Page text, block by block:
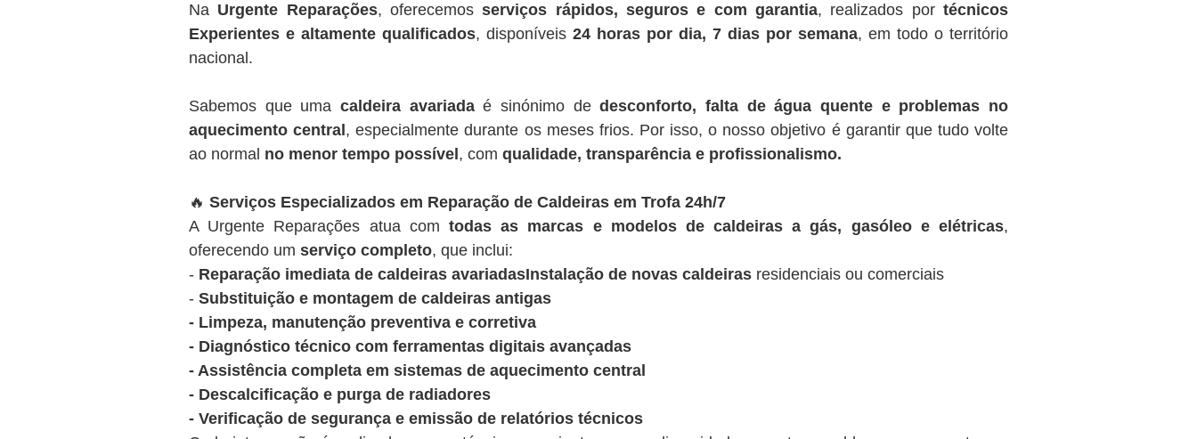
Na Urgente Reparações, oferecemosserviços rápidos, seguros e com garantia, realizados portécnicos
Experientes e altamente qualificados, disponíveis 24 horas por dia, 7 dias por semana, em todo o território
nacional.
Sabemos que uma caldeira avariadaé sinónimo dedesconforto, falta de água quente e problemas no
aquecimento central , especialmente durante os meses frios. Por isso, o nosso objetivo é garantir que tudo volte
ao normal no menor tempo possível , com qualidade, transparência e profissionalismo.
🔥 Serviços Especializados em Reparação de Caldeiras em Trofa 24h/7
A Urgente Reparações atua com todas as marcas e modelos de caldeiras a gás, gasóleo e elétricas,
oferecendo um serviço completo, que inclui:
- Reparação imediata de caldeiras avariadasInstalação de novas caldeiras residenciais ou comerciais
- Substituição e montagem de caldeiras antigas
- Limpeza, manutenção preventiva e corretiva
- Diagnóstico técnico com ferramentas digitais avançadas
- Assistência completa em sistemas de aquecimento central
- Descalcificação e purga de radiadores
- Verificação de segurança e emissão de relatórios técnicos